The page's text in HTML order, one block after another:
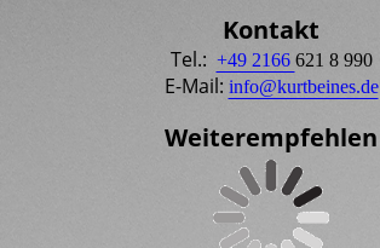
Kontakt
Tel.: +49 2166 621 8 990
E-Mail: info@kurtbeines.de
Weiter­empfehlen